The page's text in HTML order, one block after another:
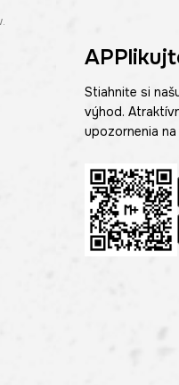
Stiahnite si
výhod.
upozornenia